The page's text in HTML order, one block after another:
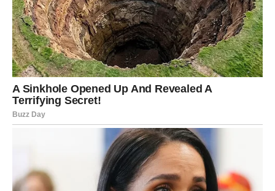
Datum 7.7. donosi nagradu za svu tu dobrotu.
Može se dogoditi iznenadni finansijski priliv, vraćanje
starog duga ili prilika koja će značajno popraviti kućni
budžet.
Na emotivnom planu mnogi Rakovi dobijaju odgovore
Neko će konačno priznati osećanja.